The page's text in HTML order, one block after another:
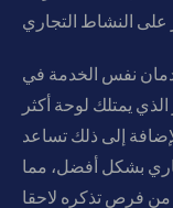
نفس الخدمة في
يمتلك لوحة أكثر
إلى ذلك تساعد
بشكل أفضل، مما